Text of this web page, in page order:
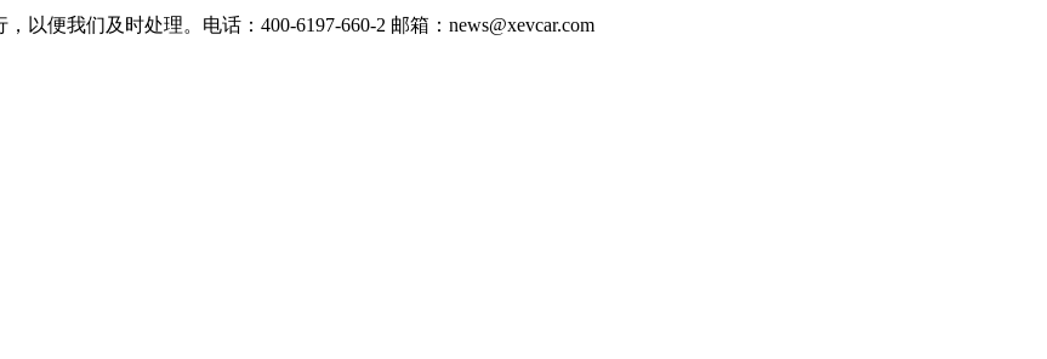
便我们及时处理。电话：400-6197-660-2 邮箱：news@xevcar.com